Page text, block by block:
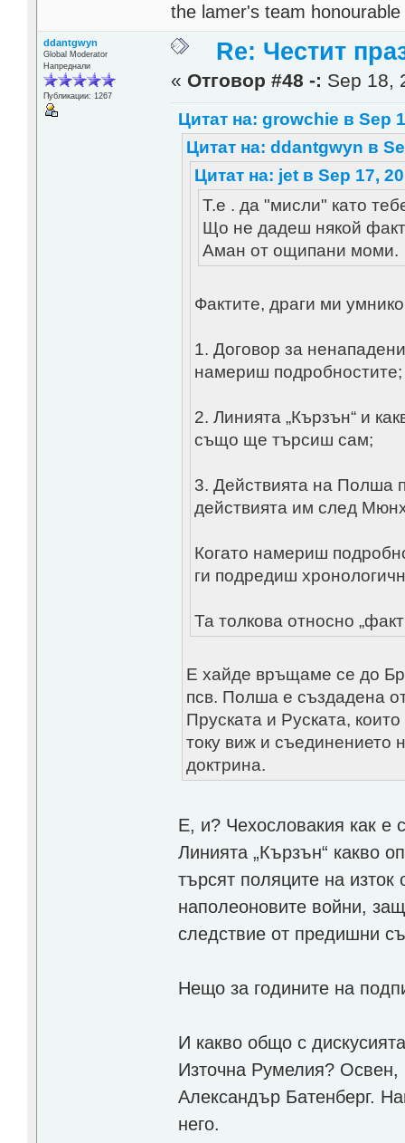
the lamer's team
ddantgwyn
Global Moderator
Напреднали
Публикации: 1267
Re: Честит
« Отговор #48 -: Sep 18,
Цитат на: growchie в Sep
Цитат на: ddantgwyn в
Цитат на: jet в Sep 17,
Т.е . да "мисли" като
Що не дадеш някой
Аман от ощипани моми.
Фактите, драги ми
1. Договор за
намериш подробностите;
2. Линията „Кързън“ и
също ще търсиш сам;
3. Действията на Полша
действията им след
Когато намериш
ги подредиш
Та толкова относно
Е хайде връщаме се до
псв. Полша е създадена
Пруската и Руската,
току виж и съединението
доктрина.
Е, и? Чехословакия как
Линията „Кързън“ какво
търсят поляците на
наполеоновите войни,
следствие от предишни
Нещо за годините на
И какво общо с
Източна Румелия? Освен,
Александър Батенберг.
него.